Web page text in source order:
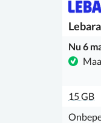
Lebara
Nu 6
15 GB